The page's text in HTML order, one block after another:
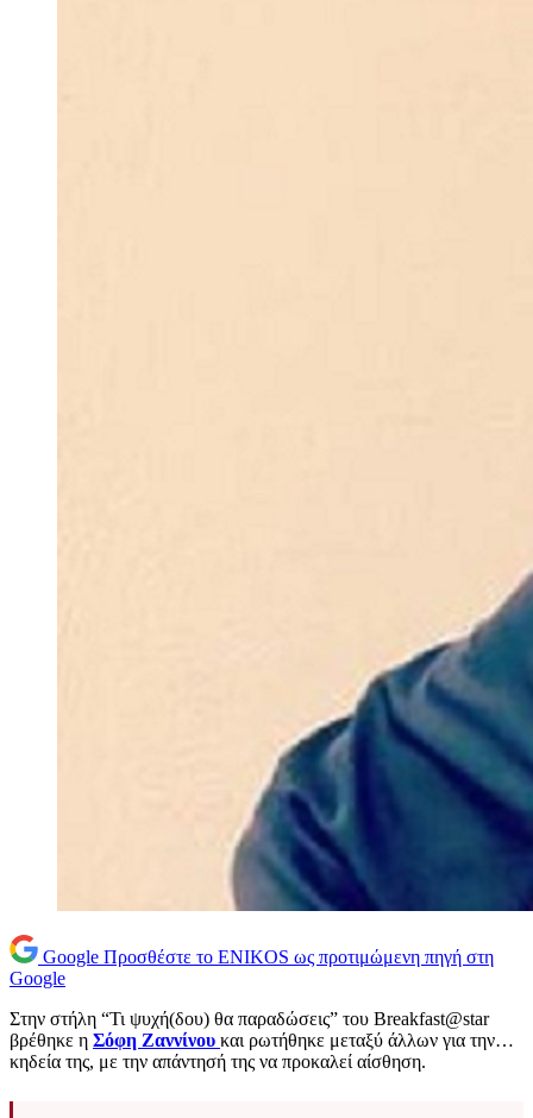
Google Προσθέστε το ENIKOS ως προτιμώμενη πηγή στη
Google
Στην στήλη “Τι ψυχή(δου) θα παραδώσεις” του Breakfast@star
βρέθηκε η Σόφη Ζαννίνου και ρωτήθηκε μεταξύ άλλων για την…
κηδεία της, με την απάντησή της να προκαλεί αίσθηση.